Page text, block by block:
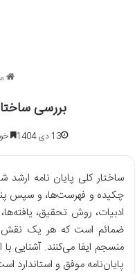
بررسی
13 دی 1404
ساختار کلی پایان نامه
چکیده و فهرست‌ها، و سپس
ادبیات، روش تحقیق،
ضمائم است که هر یک نقش
منسجم ایفا می‌کنند. آشنایی
پایان‌نامه موفق و استاندارد